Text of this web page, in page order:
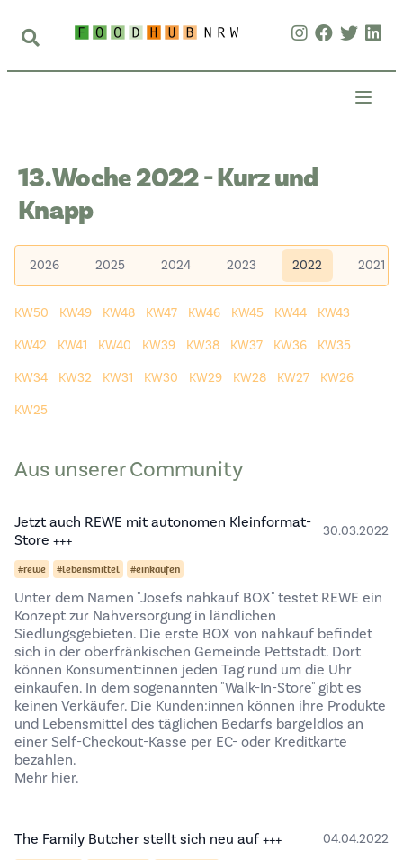
13. Woche 2022 - Kurz und
Knapp
2026 2025 2024 2023 2022 2021
KW50 KW49 KW48 KW47 KW46 KW45 KW44
KW43
KW42
KW41 KW40 KW39 KW38 KW37 KW36
KW35
KW34
KW32 KW31 KW30 KW29 KW28 KW27
KW26
KW25
Aus unserer Community
Jetzt auch REWE mit autonomen Kleinformat-
Store +++
30.03.2022
#rewe #lebensmittel #einkaufen
Unter dem Namen "Josefs nahkauf BOX" testet REWE ein
Konzept zur Nahversorgung in ländlichen
Siedlungsgebieten. Die erste BOX von nahkauf befindet
sich in der oberfränkischen Gemeinde Pettstadt. Dort
können Konsument:innen jeden Tag rund um die Uhr
einkaufen. In dem sogenannten "Walk-In-Store" gibt es
keinen Verkäufer. Die Kunden:innen können ihre Produkte
und Lebensmittel des täglichen Bedarfs bargeldlos an
einer Self-Checkout-Kasse per EC- oder Kreditkarte
bezahlen.
Mehr hier.
The Family Butcher stellt sich neu auf +++ 04.04.2022